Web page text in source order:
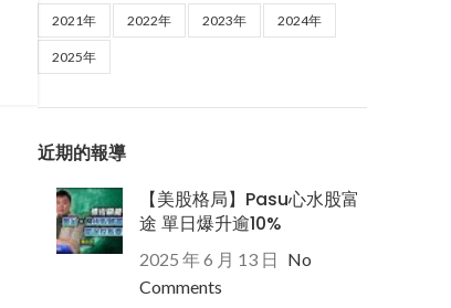
2021年 2022年 2023年 2024年
2025年
近期的報導
【美股格局】Pasu心水股富
途 單日爆升逾10%
2025 年 6 月 13 日 No
Comments